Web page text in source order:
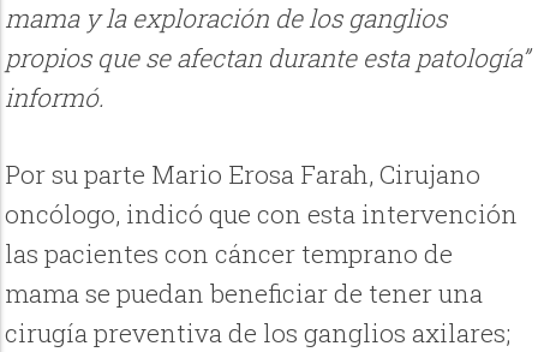
mama y la exploración de los ganglios
propios que se afectan durante esta patología”
informó.
Por su parte Mario Erosa Farah, Cirujano
oncólogo, indicó que con esta intervención
las pacientes con cáncer temprano de
mama se puedan beneficiar de tener una
cirugía preventiva de los ganglios axilares;